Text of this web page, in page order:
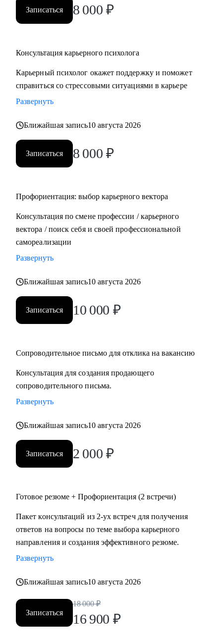
Записаться 8 000 ₽
Консультация карьерного психолога
Карьерный психолог окажет поддержку и поможет
справиться со стрессовыми ситуациями в карьере
Развернуть
Ближайшая запись10 августа 2026
Записаться 8 000 ₽
Профориентация: выбор карьерного вектора
Консультация по смене профессии / карьерного
вектора / поиск себя и своей профессиональной
самореализации
Развернуть
Ближайшая запись10 августа 2026
Записаться 10 000 ₽
Сопроводительное письмо для отклика на вакансию
Консультация для создания продающего
сопроводительного письма.
Развернуть
Ближайшая запись10 августа 2026
Записаться 2 000 ₽
Готовое резюме + Профориентация (2 встречи)
Пакет консультаций из 2-ух встреч для получения
ответов на вопросы по теме выбора карьерного
направления и создания эффективного резюме.
Развернуть
Ближайшая запись10 августа 2026
Записаться
18 000 ₽
16 900 ₽